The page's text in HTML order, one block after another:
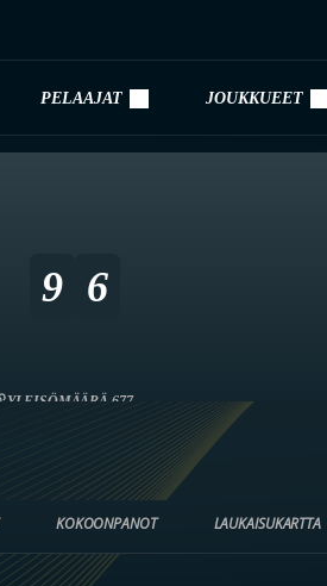
PELAAJAT JOUKKUEET
9 6
YLEISÖMÄÄRÄ 677
KOKOONPANOT LAUKAISUKARTTA